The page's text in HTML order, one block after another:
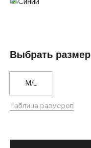
Выбрать размер
M/L
Таблица размеров